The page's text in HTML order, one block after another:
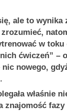
ale to
w
ćwiczeń” –
nic nowego,
właśnie
znajomość